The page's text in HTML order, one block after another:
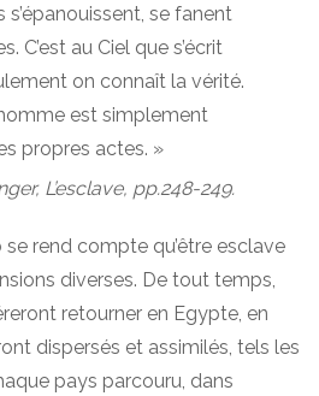
se fanent
C’est au Ciel que s’écrit
on connaît la vérité.
est simplement
propres actes. »
L’esclave, pp.248-249.
rend compte qu’être esclave
diverses. De tout temps,
retourner en Egypte, en
dispersés et assimilés, tels les
pays parcouru, dans